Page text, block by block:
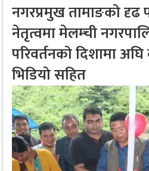
नगरप्रमुख तामाङको दृढ
नेतृत्वमा मेलम्ची
परिवर्तनको दिशामा
भिडियो सहित